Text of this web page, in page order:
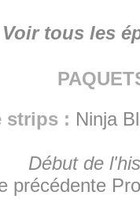
Voir tous les
strips : Ninja
Début de
précédente